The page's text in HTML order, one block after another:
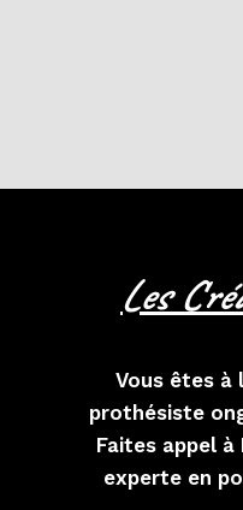
Les
Vous êtes à
prothésiste
Faites appel
experte en